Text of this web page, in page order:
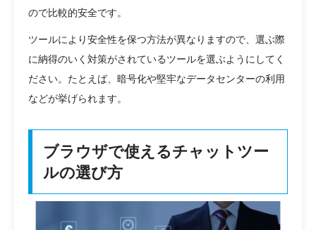
ので比較的安全です。
ツールにより安全性を保つ方法が異なりますので、選ぶ際
に納得のいく対策がされているツールを選ぶようにしてく
ださい。たとえば、暗号化や堅牢なデータセンターの利用
などが挙げられます。
ブラウザで使えるチャットツー
ルの選び方